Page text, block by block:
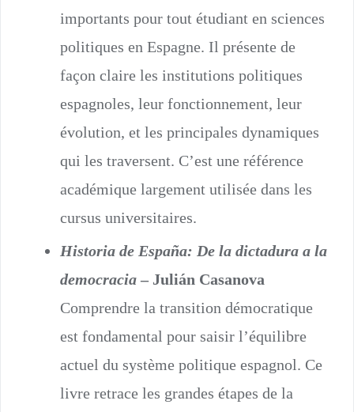
importants pour tout étudiant en sciences
politiques en Espagne. Il présente de
façon claire les institutions politiques
espagnoles, leur fonctionnement, leur
évolution, et les principales dynamiques
qui les traversent. C’est une référence
académique largement utilisée dans les
cursus universitaires.
Historia de España: De la dictadura a la
democracia – Julián Casanova
Comprendre la transition démocratique
est fondamental pour saisir l’équilibre
actuel du système politique espagnol. Ce
livre retrace les grandes étapes de la